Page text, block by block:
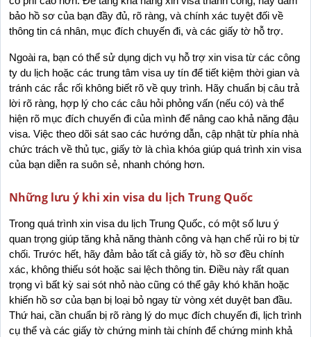
bảo hồ sơ của bạn đầy đủ, rõ ràng, và chính xác tuyệt đối về
thông tin cá nhân, mục đích chuyến đi, và các giấy tờ hỗ trợ.
Ngoài ra, bạn có thể sử dụng dịch vụ hỗ trợ xin visa từ các công
ty du lịch hoặc các trung tâm visa uy tín để tiết kiệm thời gian và
tránh các rắc rối không biết rõ về quy trình. Hãy chuẩn bị câu trả
lời rõ ràng, hợp lý cho các câu hỏi phỏng vấn (nếu có) và thể
hiện rõ mục đích chuyến đi của mình để nâng cao khả năng đậu
visa. Việc theo dõi sát sao các hướng dẫn, cập nhật từ phía nhà
chức trách về thủ tục, giấy tờ là chìa khóa giúp quá trình xin visa
của bạn diễn ra suôn sẻ, nhanh chóng hơn.
Những lưu ý khi xin visa du lịch Trung Quốc
Trong quá trình xin visa du lịch Trung Quốc, có một số lưu ý
quan trọng giúp tăng khả năng thành công và hạn chế rủi ro bị từ
chối. Trước hết, hãy đảm bảo tất cả giấy tờ, hồ sơ đều chính
xác, không thiếu sót hoặc sai lệch thông tin. Điều này rất quan
trọng vì bất kỳ sai sót nhỏ nào cũng có thể gây khó khăn hoặc
khiến hồ sơ của bạn bị loại bỏ ngay từ vòng xét duyệt ban đầu.
Thứ hai, cần chuẩn bị rõ ràng lý do mục đích chuyến đi, lịch trình
cụ thể và các giấy tờ chứng minh tài chính để chứng minh khả